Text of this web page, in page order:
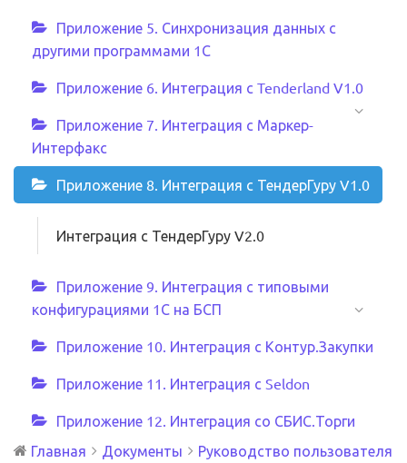
Приложение 5. Синхронизация данных с
другими программами 1С
Приложение 6. Интеграция с Tenderland V1.0
Приложение 7. Интеграция с Маркер-
Интерфакс
Приложение 8. Интеграция с ТендерГуру V1.0
Интеграция с ТендерГуру V2.0
Приложение 9. Интеграция с типовыми
конфигурациями 1С на БСП
Приложение 10. Интеграция с Контур.Закупки
Приложение 11. Интеграция с Seldon
Приложение 12. Интеграция со СБИС.Торги
Главная
Документы
Руководство пользователя